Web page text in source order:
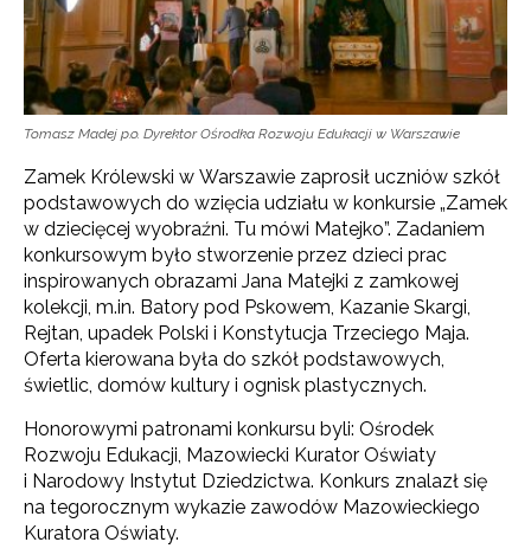
Tomasz Madej p.o. Dyrektor Ośrodka Rozwoju Edukacji w Warszawie
Zamek Królewski w Warszawie zaprosił uczniów szkół
podstawowych do wzięcia udziału w konkursie „Zamek
w dziecięcej wyobraźni. Tu mówi Matejko”. Zadaniem
konkursowym było stworzenie przez dzieci prac
inspirowanych obrazami Jana Matejki z zamkowej
kolekcji, m.in. Batory pod Pskowem, Kazanie Skargi,
Rejtan, upadek Polski i Konstytucja Trzeciego Maja.
Oferta kierowana była do szkół podstawowych,
świetlic, domów kultury i ognisk plastycznych.
Honorowymi patronami konkursu byli: Ośrodek
Rozwoju Edukacji, Mazowiecki Kurator Oświaty
i Narodowy Instytut Dziedzictwa. Konkurs znalazł się
na tegorocznym wykazie zawodów Mazowieckiego
Kuratora Oświaty.